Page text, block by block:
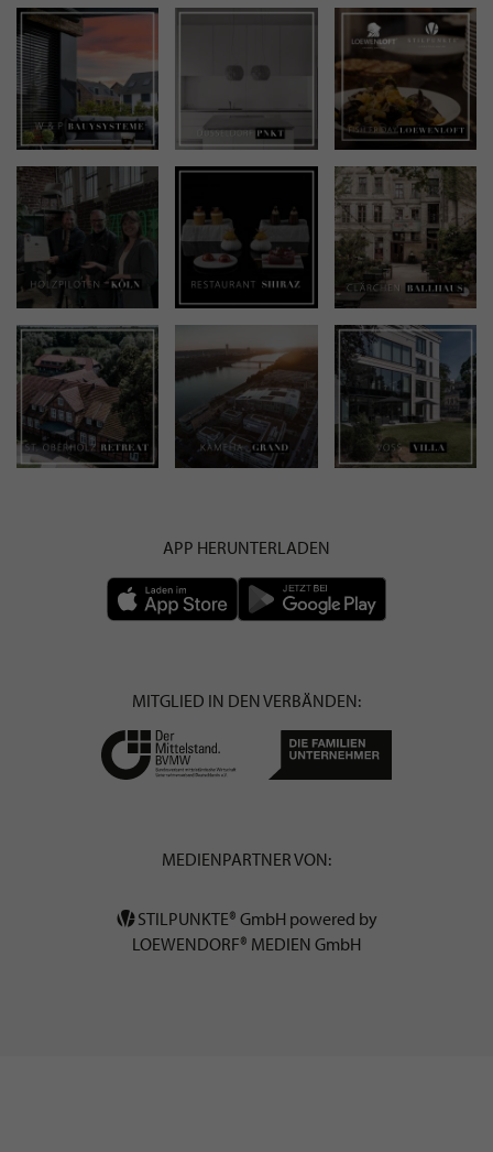
APP HERUNTERLADEN
MITGLIED IN DEN VERBÄNDEN:
MEDIENPARTNER VON:
STILPUNKTE® GmbH powered by
LOEWENDORF® MEDIEN GmbH